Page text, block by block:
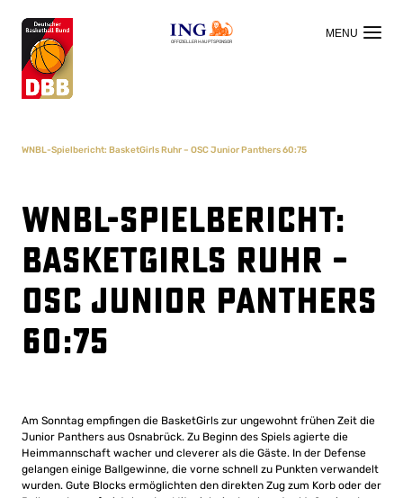
OFFIZIELLER HAUPTSPONSOR
WNBL-Spielbericht: BasketGirls Ruhr – OSC Junior Panthers 60:75
WNBL-Spielbericht:
BasketGirls Ruhr –
OSC Junior Panthers
60:75
Am Sonntag empfingen die BasketGirls zur ungewohnt frühen Zeit die
Junior Panthers aus Osnabrück. Zu Beginn des Spiels agierte die
Heimmannschaft wacher und cleverer als die Gäste. In der Defense
gelangen einige Ballgewinne, die vorne schnell zu Punkten verwandelt
wurden. Gute Blocks ermöglichten den direkten Zug zum Korb oder der